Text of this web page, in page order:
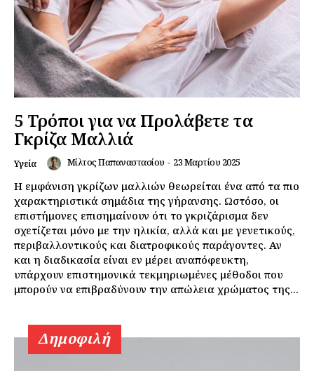
5 Τρόποι για να Προλάβετε τα
Γκρίζα Μαλλιά
Υγεία Μίλτος Παπαναστασίου - 23 Μαρτίου 2025
Η εμφάνιση γκρίζων μαλλιών θεωρείται ένα από τα πιο
χαρακτηριστικά σημάδια της γήρανσης. Ωστόσο, οι
επιστήμονες επισημαίνουν ότι το γκριζάρισμα δεν
σχετίζεται μόνο με την ηλικία, αλλά και με γενετικούς,
περιβαλλοντικούς και διατροφικούς παράγοντες. Αν
και η διαδικασία είναι εν μέρει αναπόφευκτη,
υπάρχουν επιστημονικά τεκμηριωμένες μέθοδοι που
μπορούν να επιβραδύνουν την απώλεια χρώματος της...
Δημοφιλή